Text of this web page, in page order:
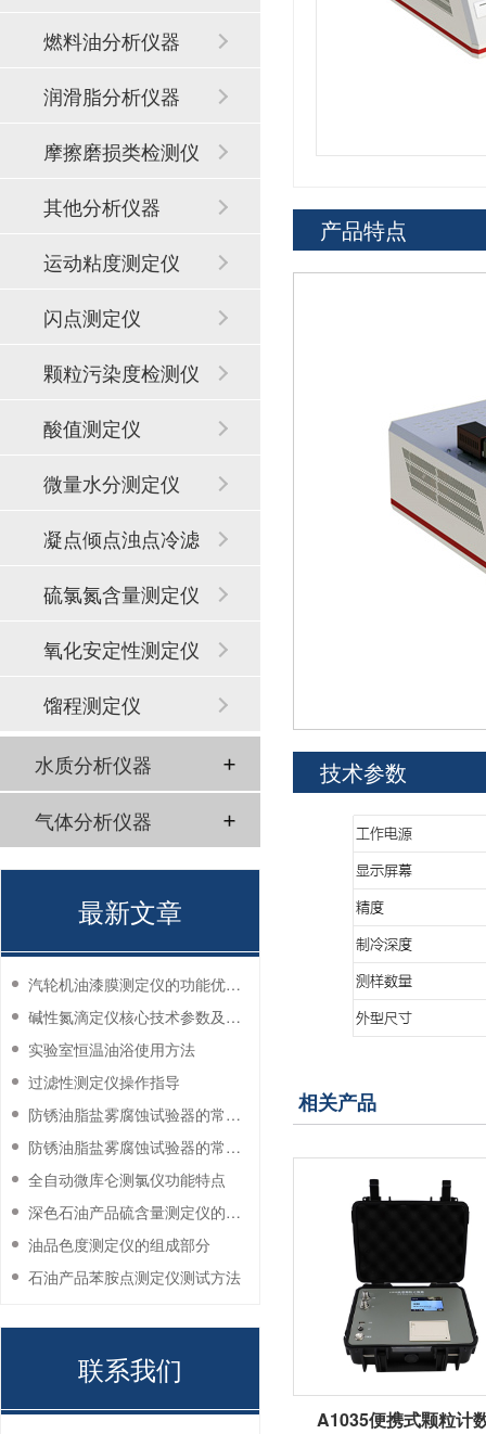
产品特点
技术参数
相关产品
A1035便携式颗粒计
燃料油分析仪器
润滑脂分析仪器
摩擦磨损类检测仪
器
其他分析仪器
运动粘度测定仪
闪点测定仪
颗粒污染度检测仪
酸值测定仪
微量水分测定仪
凝点倾点浊点冷滤
点
硫氯氮含量测定仪
氧化安定性测定仪
馏程测定仪
水质分析仪器
气体分析仪器
最新文章
汽轮机油漆膜测定仪的功能优势有哪些？
碱性氮滴定仪核心技术参数及应用说明
实验室恒温油浴使用方法
过滤性测定仪操作指导
防锈油脂盐雾腐蚀试验器的常见故障与解决方法
防锈油脂盐雾腐蚀试验器的常见故障与解决方法
全自动微库仑测氯仪功能特点
深色石油产品硫含量测定仪的工作环境要求
油品色度测定仪的组成部分
石油产品苯胺点测定仪测试方法
联系我们